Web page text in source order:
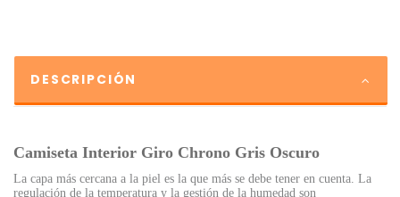
DESCRIPCIÓN
Camiseta Interior Giro Chrono Gris Oscuro
La capa más cercana a la piel es la que más se debe tener en cuenta. La
regulación de la temperatura y la gestión de la humedad son